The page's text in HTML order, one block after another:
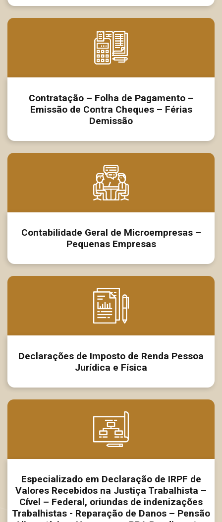
Contratação – Folha de Pagamento –
Emissão de Contra Cheques – Férias
Demissão
Contabilidade Geral de Microempresas –
Pequenas Empresas
Declarações de Imposto de Renda Pessoa
Jurídica e Física
Especializado em Declaração de IRPF de
Valores Recebidos na Justiça Trabalhista –
Cível – Federal, oriundas de indenizações
Trabalhistas - Reparação de Danos – Pensão